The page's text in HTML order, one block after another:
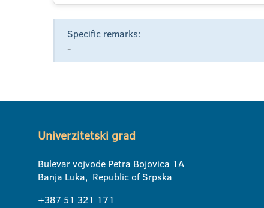
Specific remarks:
-
Univerzitetski grad
Bulevar vojvode Petra Bojovica 1A
Banja Luka, Republic of Srpska
+387 51 321 171